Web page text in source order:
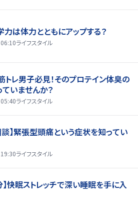
力は体力とともにアップする？
ライフスタイル
トレ男子必見！そのプロテイン体臭の
いませんか？
ライフスタイル
談】緊張型頭痛という症状を知ってい
ライフスタイル
】快眠ストレッチで深い睡眠を手に入